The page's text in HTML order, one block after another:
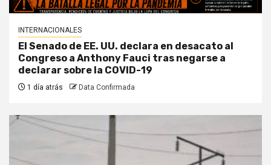
INTERNACIONALES
El Senado de EE. UU. declara en desacato al
Congreso a Anthony Fauci tras negarse a
declarar sobre la COVID-19
1 día atrás Data Confirmada